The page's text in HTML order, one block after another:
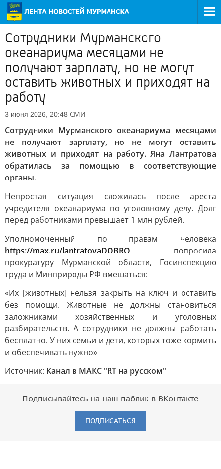
Сотрудники Мурманского
океанариума месяцами не
получают зарплату, но не могут
оставить животных и приходят на
работу
3 июня 2026, 20:48 СМИ
Сотрудники Мурманского океанариума месяцами
не получают зарплату, но не могут оставить
животных и приходят на работу. Яна Лантратова
обратилась за помощью в соответствующие
органы.
Непростая ситуация сложилась после ареста
учредителя океанариума по уголовному делу. Долг
перед работниками превышает 1 млн рублей.
Уполномоченный по правам человека
https://max.ru/lantratovaDOBRO попросила
прокуратуру Мурманской области, Госинспекцию
труда и Минприроды РФ вмешаться:
«Их [животных] нельзя закрыть на ключ и оставить
без помощи. Животные не должны становиться
заложниками хозяйственных и уголовных
разбирательств. А сотрудники не должны работать
бесплатно. У них семьи и дети, которых тоже кормить
и обеспечивать нужно»
Источник: Канал в МАКС "RT на русском"
Подписывайтесь на наш паблик в ВКонтакте
ПОДПИСАТЬСЯ